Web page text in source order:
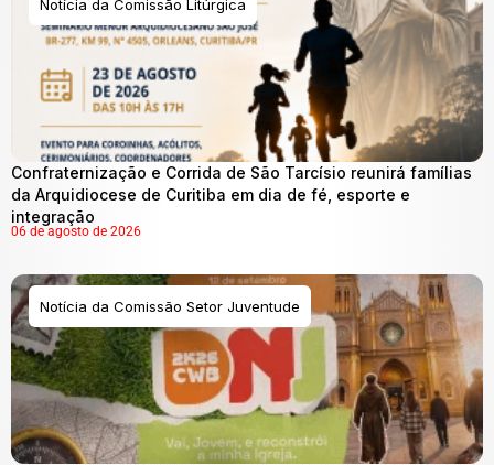
Notícia da Comissão Litúrgica
Confraternização e Corrida de São Tarcísio reunirá famílias
da Arquidiocese de Curitiba em dia de fé, esporte e
integração
06 de agosto de 2026
Notícia da Comissão Setor Juventude